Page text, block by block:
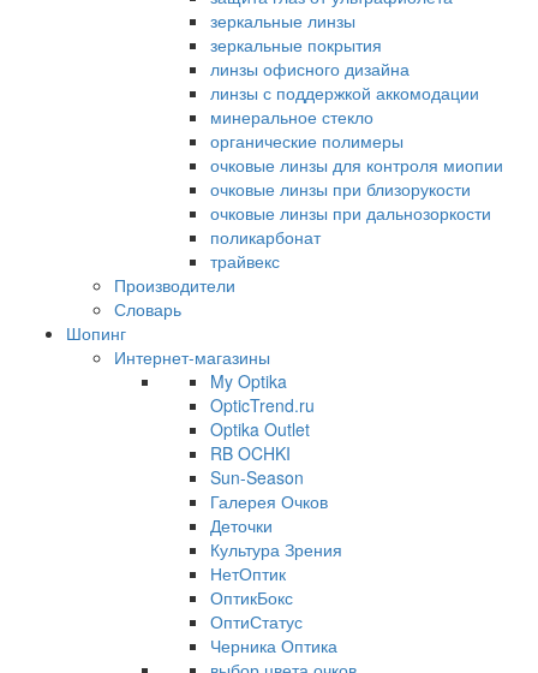
зеркальные линзы
зеркальные покрытия
линзы офисного дизайна
линзы с поддержкой аккомодации
минеральное стекло
органические полимеры
очковые линзы для контроля миопии
очковые линзы при близорукости
очковые линзы при дальнозоркости
поликарбонат
трайвекс
Производители
Словарь
Шопинг
Интернет-магазины
My Optika
OpticTrend.ru
Optika Outlet
RB OCHKI
Sun-Season
Галерея Очков
Деточки
Культура Зрения
НетОптик
ОптикБокс
ОптиСтатус
Черника Оптика